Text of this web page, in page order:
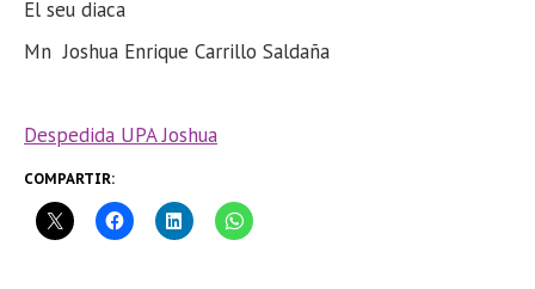
El seu diaca
Mn Joshua Enrique Carrillo Saldaña
Despedida UPA Joshua
COMPARTIR: